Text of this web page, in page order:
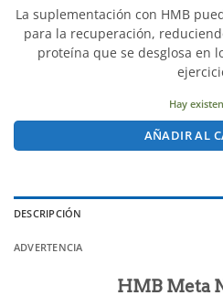
La suplementación con HMB
para la recuperación,
proteína que se desglosa en
Hay
AÑADIR AL
DESCRIPCIÓN
ADVERTENCIA
HMB Meta